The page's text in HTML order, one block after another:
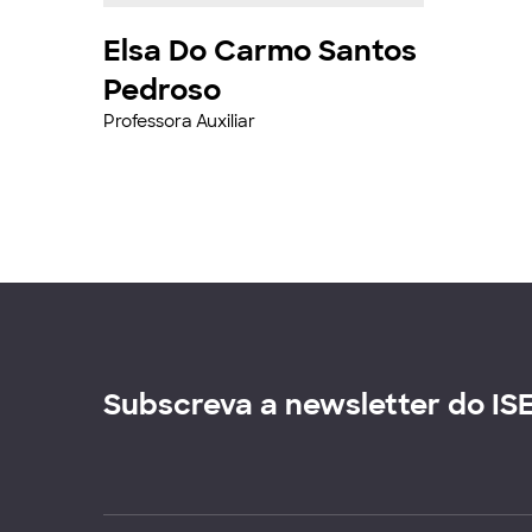
Elsa Do Carmo Santos
Pedroso
Professora Auxiliar
Subscreva a newsletter do